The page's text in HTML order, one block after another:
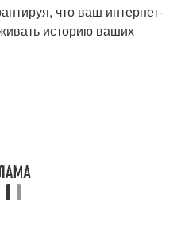
что ваш интернет-
историю ваших